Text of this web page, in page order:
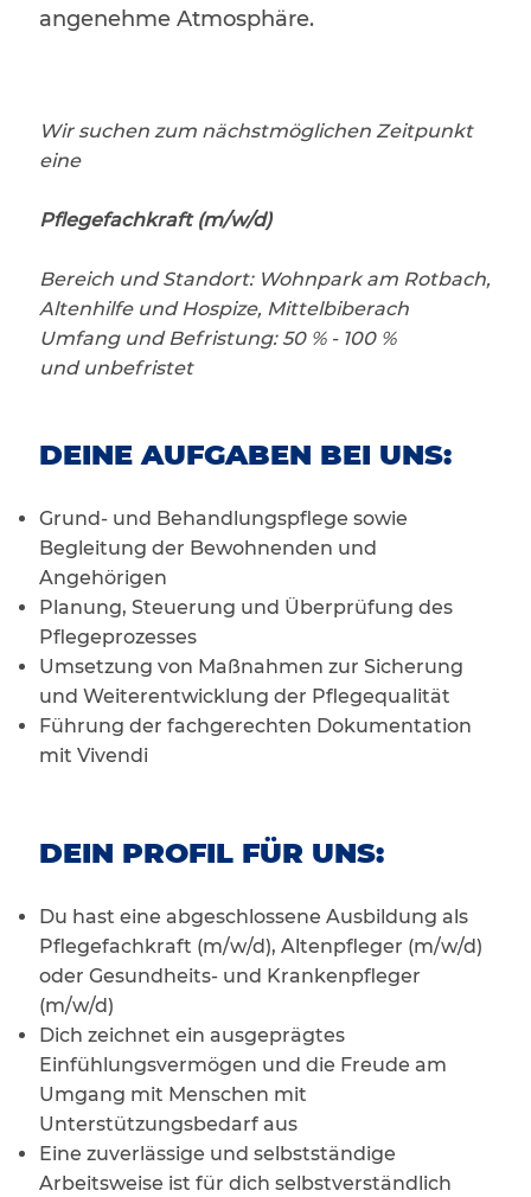
angenehme Atmosphäre.
Wir suchen zum nächstmöglichen Zeitpunkt
eine
Pflegefachkraft (m/w/d)
Bereich und Standort: Wohnpark am Rotbach,
Altenhilfe und Hospize, Mittelbiberach
Umfang und Befristung: 50 % - 100 %
und unbefristet
DEINE AUFGABEN BEI UNS:
Grund- und Behandlungspflege sowie
Begleitung der Bewohnenden und
Angehörigen
Planung, Steuerung und Überprüfung des
Pflegeprozesses
Umsetzung von Maßnahmen zur Sicherung
und Weiterentwicklung der Pflegequalität
Führung der fachgerechten Dokumentation
mit Vivendi
DEIN PROFIL FÜR UNS:
Du hast eine abgeschlossene Ausbildung als
Pflegefachkraft (m/w/d), Altenpfleger (m/w/d)
oder Gesundheits- und Krankenpfleger
(m/w/d)
Dich zeichnet ein ausgeprägtes
Einfühlungsvermögen und die Freude am
Umgang mit Menschen mit
Unterstützungsbedarf aus
Eine zuverlässige und selbstständige
Arbeitsweise ist für dich selbstverständlich